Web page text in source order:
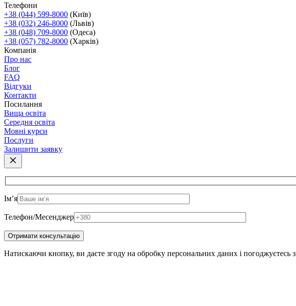
Телефони
+38 (044) 599-8000 (Київ)
+38 (032) 246-8000 (Львів)
+38 (048) 709-8000 (Одеса)
+38 (057) 782-8000 (Харків)
Компанія
Про нас
Блог
FAQ
Відгуки
Контакти
Посилання
Вища освіта
Середня освіта
Мовні курси
Послуги
Залишити заявку
Ім’я
Телефон/Месенджер
Натискаючи кнопку, ви даєте згоду на обробку персональних даних і погоджуєтесь з